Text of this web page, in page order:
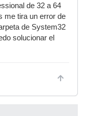
de 32 a 64
me tira un error de
de System32
solucionar el